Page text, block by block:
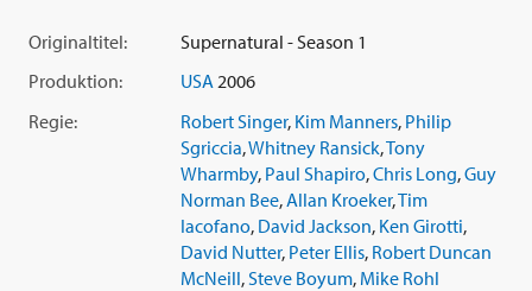
Wegen und Landstraßen vorarbeiten und jene von ihrem
ihnen die Konfrontation mit albtraumhaften
Gespensterhorden erlauben. Das ist wirklich nicht von dieser
Die komplette 1. Staffel mit diesen ersten 22 Episoden:
01. Die Frau in Weiß
Originaltitel:
Supernatural - Season 1
Produktion:
USA2006
Regie:
Robert Singer, Kim Manners, Philip
Sgriccia,Whitney Ransick,Tony
Wharmby, Paul Shapiro,Chris Long,Guy
Norman Bee,Allan Kroeker,Tim
Iacofano, David Jackson, Ken Girotti,
David Nutter, Peter Ellis, Robert Duncan
McNeill, Steve Boyum, Mike Rohl